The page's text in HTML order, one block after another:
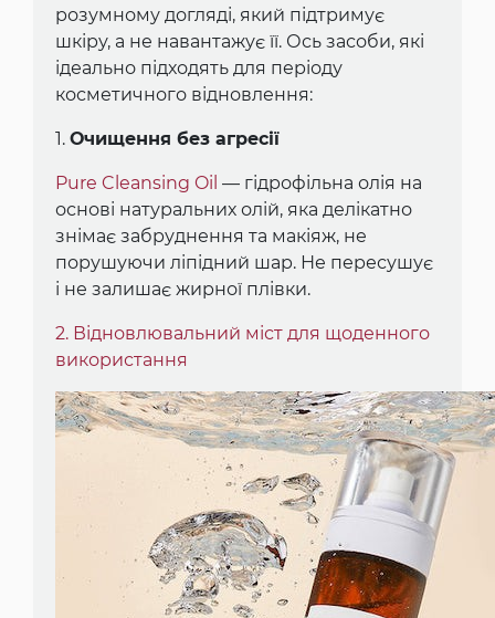
розумному догляді, який підтримує
шкіру, а не навантажує її. Ось засоби, які
ідеально підходять для періоду
косметичного відновлення:
1. Очищення без агресії
Pure Cleansing Oil — гідрофільна олія на
основі натуральних олій, яка делікатно
знімає забруднення та макіяж, не
порушуючи ліпідний шар. Не пересушує
і не залишає жирної плівки.
2. Відновлювальний міст для щоденного
використання